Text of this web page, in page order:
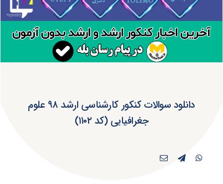
دانلود سوالات کنکور کارشناسی ارشد ۹۸ علوم
جغرافیایی (کد ۱۱۰۲)